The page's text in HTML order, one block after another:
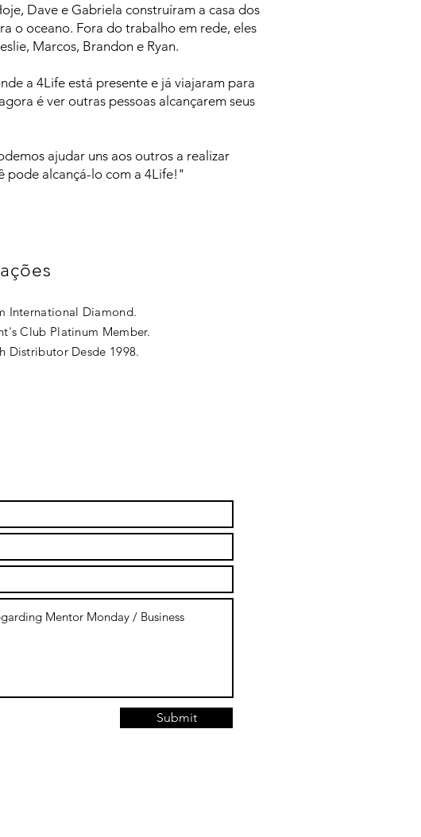
Dave e Gabriela construíram a casa dos
o oceano. Fora do trabalho em rede, eles
Marcos, Brandon e Ryan.
a 4Life está presente e já viajaram para
é ver outras pessoas alcançarem seus
ajudar uns aos outros a realizar
pode alcançá-lo com a 4Life!"
International Diamond.
Club Platinum Member.
Distributor Desde 1998.
Submit